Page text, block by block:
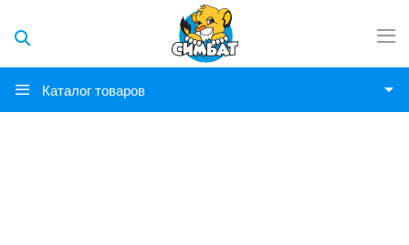
Каталог товаров